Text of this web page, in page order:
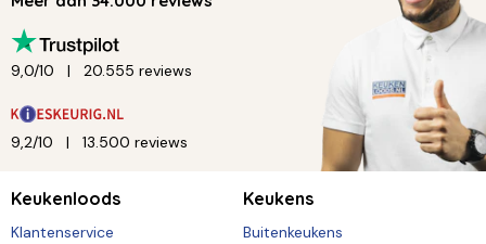
9,0/10 20.555 reviews
9,2/10 13.500 reviews
Keukenloods
Klantenservice
Keukens
Buitenkeukens